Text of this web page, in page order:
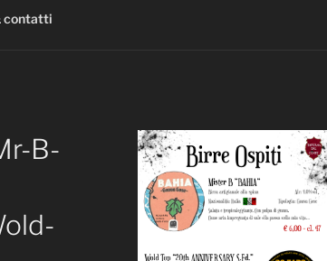
contatti
B-